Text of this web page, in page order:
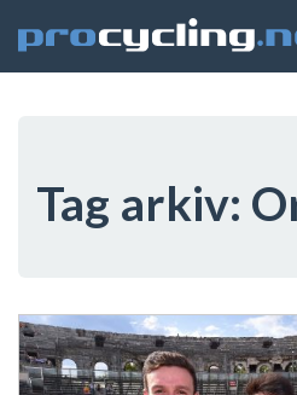
Tag arkiv: